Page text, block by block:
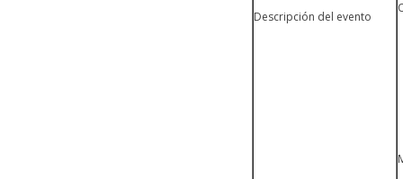
Descripción del evento